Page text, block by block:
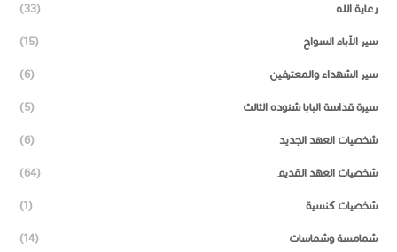
رعاية الله (33)
سير الآباء السواح (15)
سير الشهداء والمعترفين (6)
سيرة قداسة البابا شنوده الثالث (5)
شخصيات العهد الجديد (6)
شخصيات العهد القديم (64)
شخصيات كنسية (1)
شمامسة وشماسات (14)